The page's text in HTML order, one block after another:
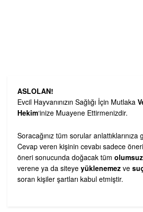
ASLOLAN!
Evcil Hayvanınızın Sağlığı İçin Mutlaka
Hekim‘inize Muayene Ettirmenizdir.
Soracağınız tüm sorular
Cevap veren kişinin cevabı sadece
öneri sonucunda doğacak tüm
verene ya da siteye yüklenemez ve
soran kişiler şartları kabul etmiştir.